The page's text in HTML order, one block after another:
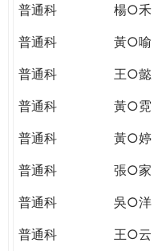
WAGOR
TODAY
THE
WORLD
普通科
楊○禾
普通科
黃○喻
普通科
王○懿
普通科
黃○霓
普通科
黃○婷
普通科
張○家
普通科
吳○洋
普通科
王○云